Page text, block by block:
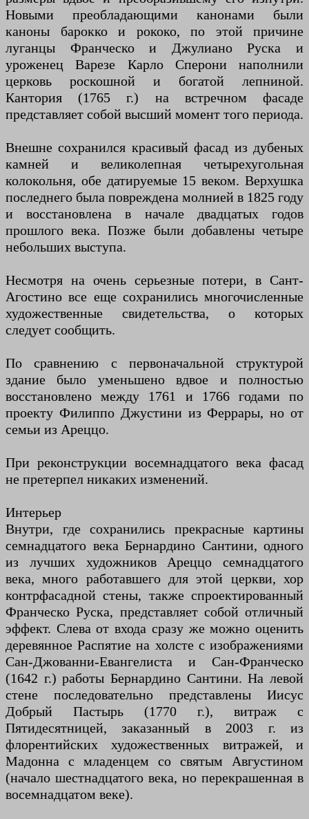
Новыми преобладающими канонами были
каноны барокко и рококо, по этой причине
луганцы Франческо и Джулиано Руска и
уроженец Варезе Карло Сперони наполнили
церковь роскошной и богатой лепниной.
Кантория (1765 г.) на встречном фасаде
представляет собой высший момент того периода.
Внешне сохранился красивый фасад из дубеных
камней и великолепная четырехугольная
колокольня, обе датируемые 15 веком. Верхушка
последнего была повреждена молнией в 1825 году
и восстановлена ​​в начале двадцатых годов
прошлого века. Позже были добавлены четыре
небольших выступа.
Несмотря на очень серьезные потери, в Сант-
Агостино все еще сохранились многочисленные
художественные свидетельства, о которых
следует сообщить.
По сравнению с первоначальной структурой
здание было уменьшено вдвое и полностью
восстановлено между 1761 и 1766 годами по
проекту Филиппо Джустини из Феррары, но от
семьи из Ареццо.
При реконструкции восемнадцатого века фасад
не претерпел никаких изменений.
Интерьер
Внутри, где сохранились прекрасные картины
семнадцатого века Бернардино Сантини, одного
из лучших художников Ареццо семнадцатого
века, много работавшего для этой церкви, хор
контрфасадной стены, также спроектированный
Франческо Руска, представляет собой отличный
эффект. Слева от входа сразу же можно оценить
деревянное Распятие на холсте с изображениями
Сан-Джованни-Евангелиста и Сан-Франческо
(1642 г.) работы Бернардино Сантини. На левой
стене последовательно представлены Иисус
Добрый Пастырь (1770 г.), витраж с
Пятидесятницей, заказанный в 2003 г. из
флорентийских художественных витражей, и
Мадонна с младенцем со святым Августином
(начало шестнадцатого века, но перекрашенная в
восемнадцатом веке).